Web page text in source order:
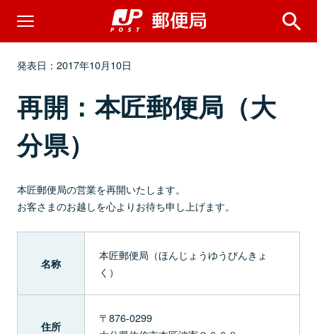
発表日：2017年10月10日
再開：本匠郵便局（大
分県）
本匠郵便局の営業を再開いたします。
お客さまのお越しを心よりお待ち申し上げます。
名称
本匠郵便局（ほんじょうゆうびんきょ
く）
住所
〒876-0299